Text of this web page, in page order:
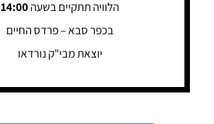
הלוויה תתקיים בשעה14:00
בכפר סבא – פרדס החיים
יוצאת מבי"ק נורדאו